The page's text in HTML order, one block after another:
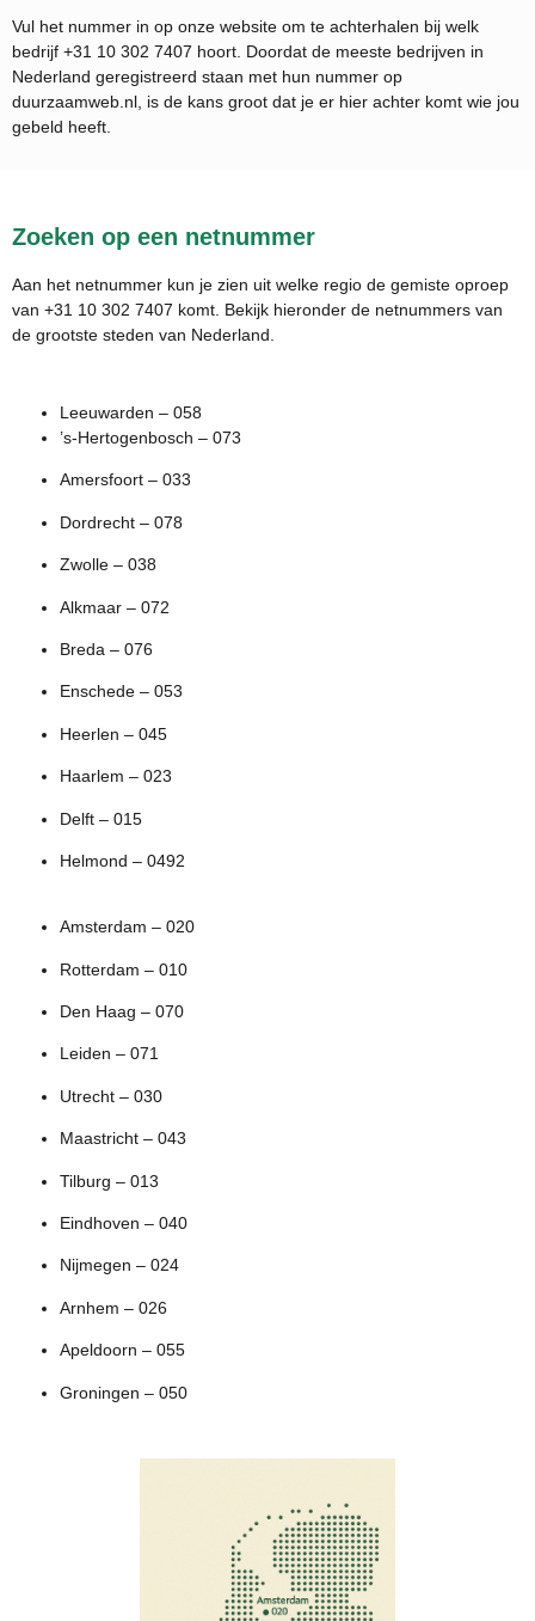
Vul het nummer in op onze website om te achterhalen bij welk
bedrijf +31 10 302 7407 hoort. Doordat de meeste bedrijven in
Nederland geregistreerd staan met hun nummer op
duurzaamweb.nl, is de kans groot dat je er hier achter komt wie jou
gebeld heeft.
Zoeken op een netnummer
Aan het netnummer kun je zien uit welke regio de gemiste oproep
van +31 10 302 7407 komt. Bekijk hieronder de netnummers van
de grootste steden van Nederland.
Leeuwarden – 058
’s-Hertogenbosch – 073
Amersfoort – 033
Dordrecht – 078
Zwolle – 038
Alkmaar – 072
Breda – 076
Enschede – 053
Heerlen – 045
Haarlem – 023
Delft – 015
Helmond – 0492
Amsterdam – 020
Rotterdam – 010
Den Haag – 070
Leiden – 071
Utrecht – 030
Maastricht – 043
Tilburg – 013
Eindhoven – 040
Nijmegen – 024
Arnhem – 026
Apeldoorn – 055
Groningen – 050